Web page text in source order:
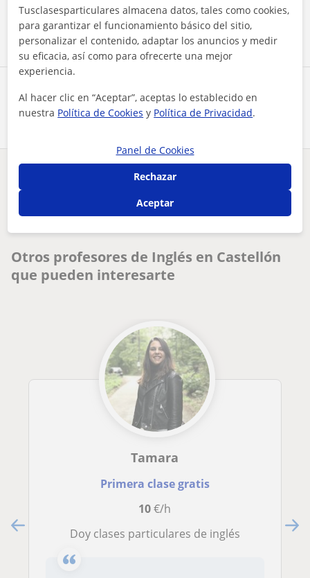
Comparte a este profesor
Contactar ahora
¿Hay algún error en este perfil?
Tus clases particulares Inglés
Castellón
Otros profesores de Inglés en Castellón
que pueden interesarte
Tamara
Primera clase gratis
10€/h
Doy clases particulares de inglés
Tusclasesparticulares almacena datos, tales como cookies,
para garantizar el funcionamiento básico del sitio,
personalizar el contenido, adaptar los anuncios y medir
su eficacia, así como para ofrecerte una mejor
experiencia.
Al hacer clic en “Aceptar”, aceptas lo establecido en
nuestra Política de Cookies y Política de Privacidad.
Panel de Cookies
Rechazar
Aceptar